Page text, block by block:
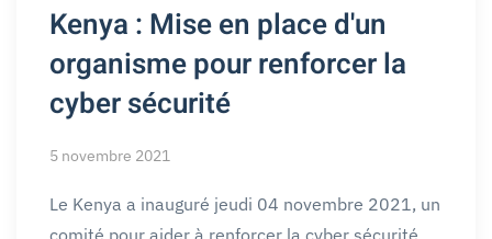
Kenya : Mise en place d'un
organisme pour renforcer la
cyber sécurité
5 novembre 2021
Le Kenya a inauguré jeudi 04 novembre 2021, un
comité pour aider à renforcer la cyber sécurité